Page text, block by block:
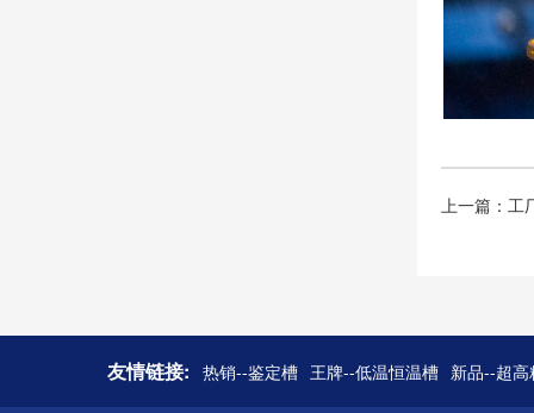
上一篇：工
友情链接: 热销--鉴定槽 王牌--低温恒温槽 新品--超